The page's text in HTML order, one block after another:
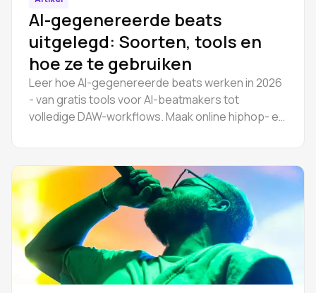
AI-gegenereerde beats
uitgelegd: Soorten, tools en
hoe ze te gebruiken
Leer hoe AI-gegenereerde beats werken in 2026
- van gratis tools voor AI-beatmakers tot
volledige DAW-workflows. Maak online hiphop- en